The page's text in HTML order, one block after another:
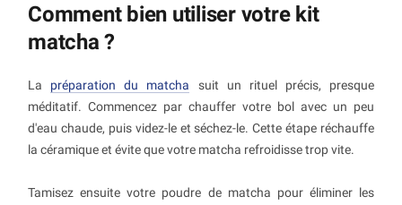
Comment bien utiliser votre kit
matcha ?
La préparation du matcha suit un rituel précis, presque
méditatif. Commencez par chauffer votre bol avec un peu
d'eau chaude, puis videz-le et séchez-le. Cette étape réchauffe
la céramique et évite que votre matcha refroidisse trop vite.
Tamisez ensuite votre poudre de matcha pour éliminer les